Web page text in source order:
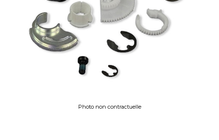
Photo non contractuelle